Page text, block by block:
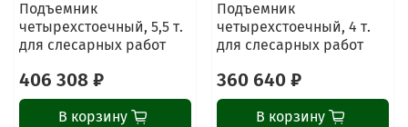
Подъемник
четырехстоечный, 5,5 т.
для слесарных работ
406 308 ₽
В корзину
Подъемник
четырехстоечный, 4 т.
для слесарных работ
360 640 ₽
В корзину